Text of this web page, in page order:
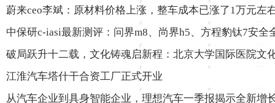
蔚来ceo李斌：原材料价格上涨，整车成本已涨了1万元左
中保研c-iasi最新测评：问界m8、尚界h5、方程豹钛7安全
破局跃升十二载，文化铸魂启新程：北京大学国际医院文
江淮汽车塔什干合资工厂正式开业
从汽车企业到具身智能企业，理想汽车一季报揭示全新增